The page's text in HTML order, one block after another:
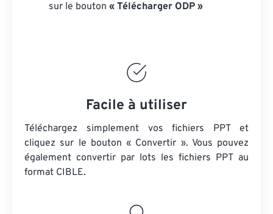
sur le bouton « Télécharger ODP »
Facile à utiliser
Téléchargez simplement vos fichiers PPT et
cliquez sur le bouton « Convertir ». Vous pouvez
également convertir par lots les fichiers PPT au
format CIBLE.